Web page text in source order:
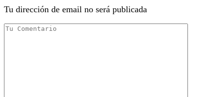
Tu dirección de email no será publicada